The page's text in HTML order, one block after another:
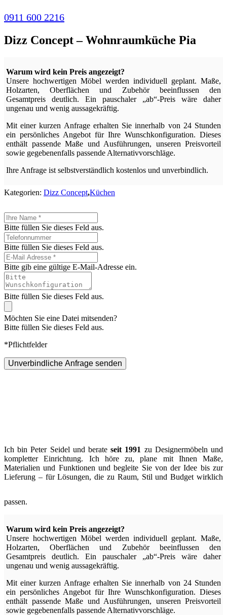
0911 600 2216
Dizz Concept – Wohnraumküche Pia
Warum wird kein Preis angezeigt?
Unsere hochwertigen Möbel werden individuell geplant. Maße,
Holzarten, Oberflächen und Zubehör beeinflussen den
Gesamtpreis deutlich. Ein pauschaler „ab“-Preis wäre daher
ungenau und wenig aussagekräftig.
Mit einer kurzen Anfrage erhalten Sie innerhalb von 24 Stunden
ein persönliches Angebot für Ihre Wunschkonfiguration. Dieses
enthält passende Maße und Ausführungen, unseren Preisvorteil
sowie gegebenenfalls passende Alternativvorschläge.
Ihre Anfrage ist selbstverständlich kostenlos und unverbindlich.
Kategorien: Dizz Concept,Küchen
Bitte füllen Sie dieses Feld aus.
Bitte füllen Sie dieses Feld aus.
Bitte gib eine gültige E-Mail-Adresse ein.
Bitte füllen Sie dieses Feld aus.
Möchten Sie eine Datei mitsenden?
Bitte füllen Sie dieses Feld aus.
*Pflichtfelder
Unverbindliche Anfrage senden
Ich bin Peter Seidel und berateseit 1991 zu Designermöbeln und
kompletter Einrichtung. Ich höre zu, plane mit Ihnen Maße,
Materialien und Funktionen und begleite Sie von der Idee bis zur
Lieferung – für Lösungen, die zu Raum, Stil und Budget wirklich
passen.
Warum wird kein Preis angezeigt?
Unsere hochwertigen Möbel werden individuell geplant. Maße,
Holzarten, Oberflächen und Zubehör beeinflussen den
Gesamtpreis deutlich. Ein pauschaler „ab“-Preis wäre daher
ungenau und wenig aussagekräftig.
Mit einer kurzen Anfrage erhalten Sie innerhalb von 24 Stunden
ein persönliches Angebot für Ihre Wunschkonfiguration. Dieses
enthält passende Maße und Ausführungen, unseren Preisvorteil
sowie gegebenenfalls passende Alternativvorschläge.